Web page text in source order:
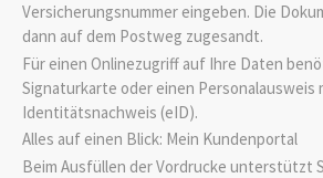
Versicherungsnummer eingeben. Die
dann auf dem Postweg zugesandt.
Für einen Onlinezugriff auf Ihre Daten
Signaturkarte oder einen Personalausweis
Identitätsnachweis (eID).
Alles auf einen Blick: Mein Kundenportal
Beim Ausfüllen der Vordrucke unterstützt